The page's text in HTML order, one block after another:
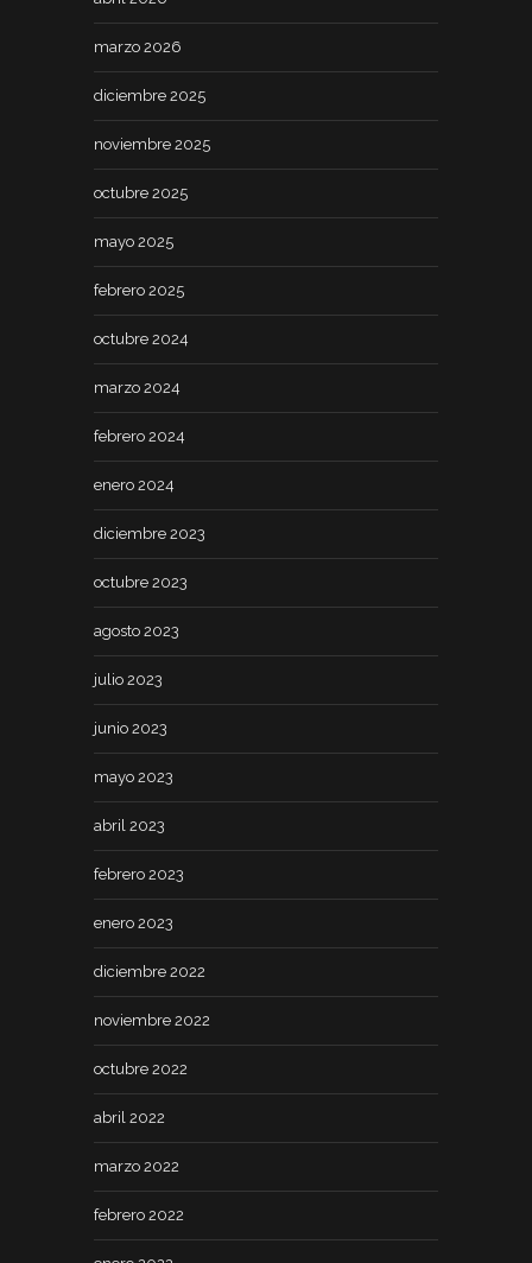
marzo 2026
diciembre 2025
noviembre 2025
octubre 2025
mayo 2025
febrero 2025
octubre 2024
marzo 2024
febrero 2024
enero 2024
diciembre 2023
octubre 2023
agosto 2023
julio 2023
junio 2023
mayo 2023
abril 2023
febrero 2023
enero 2023
diciembre 2022
noviembre 2022
octubre 2022
abril 2022
marzo 2022
febrero 2022